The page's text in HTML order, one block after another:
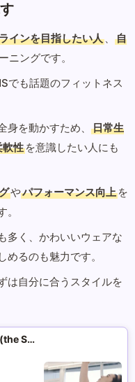
インを目指したい人 、
自
ニングです。
でも話題のフィットネス
を動かすため、
日常生
軟性 を意識したい人にも
やパフォーマンス向上 を
多く、かわいいウェアな
るのも魅力です。
は自分に合うスタイルを
マシンピラティススタジオ ザ･シルク(the SILK)